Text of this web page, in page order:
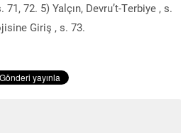
71, 72. 5) Yalçın, Devru’t-Terbiye , s.
Giriş , s. 73.